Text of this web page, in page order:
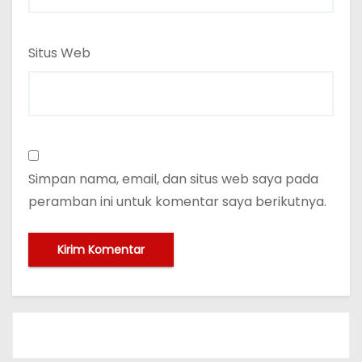
Situs Web
Simpan nama, email, dan situs web saya pada
peramban ini untuk komentar saya berikutnya.